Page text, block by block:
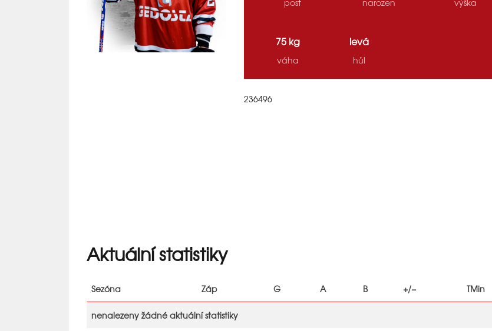
post narozen výška
75 kg
váha
levá
hůl
236496
Aktuální statistiky
Sezóna Záp G A B +/− TMin
nenalezeny žádné aktuální statistiky